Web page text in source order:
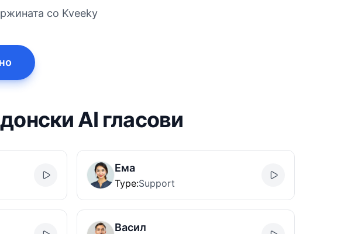
со Kveeky
AI гласови
Ема
Type:Support
Васил